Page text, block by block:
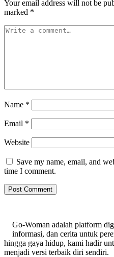
Your email address will not be
marked *
Name *
Email *
Website
Save my name, email, and
time I comment.
Go-Woman adalah platform
informasi, dan cerita untuk
hingga gaya hidup, kami hadir
menjadi versi terbaik diri sendiri.